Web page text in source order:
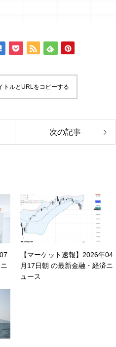
トルとURLをコピーする
次の記事
【マーケット速報】2026年04
月17日朝 の最新金融・経済ニ
ュース